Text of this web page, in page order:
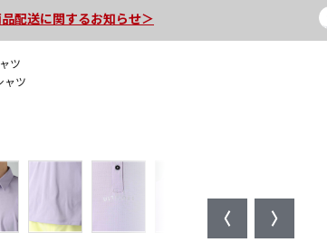
休暇中のご注文・発送・お問い合わせ＞
ツ
ャツ